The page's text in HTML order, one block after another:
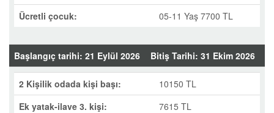
Ücretli çocuk:
05-11 Yaş 7700 TL
Başlangıç tarihi: 21 Eylül 2026 Bitiş Tarihi: 31 Ekim 2026
2 Kişilik odada kişi başı:
10150 TL
Ek yatak-ilave 3. kişi:
7615 TL